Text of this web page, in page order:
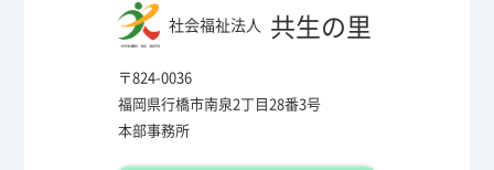
社会福祉法人 共生の里
〒824-0036
福岡県行橋市南泉2丁目28番3号
本部事務所